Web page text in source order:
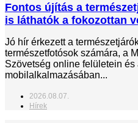
Fontos újítás a
is láthatók a fokozottan
Jó hír érkezett a
természetfotósok számára, a
Szövetség online felületein
mobilalkalmazásában...
2026.08.07.
Hírek